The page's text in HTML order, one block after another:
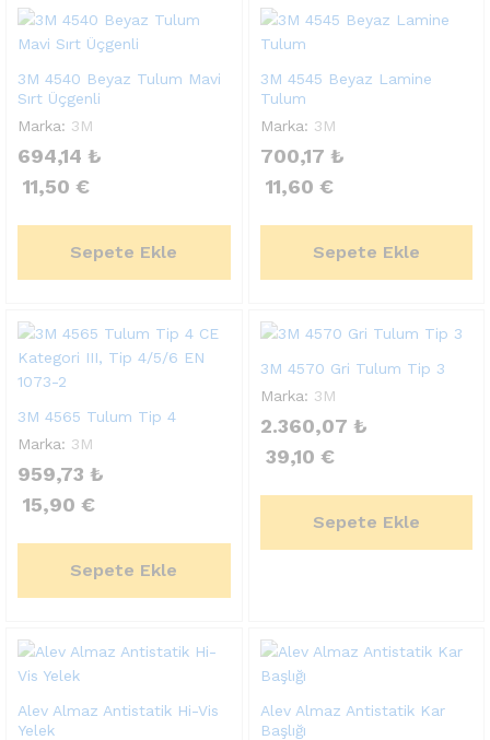
3M 4540 Beyaz Tulum Mavi
Sırt Üçgenli
Marka: 3M
694,14 ₺
11,50 €
Sepete Ekle
3M 4545 Beyaz Lamine
Tulum
Marka: 3M
700,17 ₺
11,60 €
Sepete Ekle
3M 4565 Tulum Tip 4
Marka: 3M
959,73 ₺
15,90 €
Sepete Ekle
3M 4570 Gri Tulum Tip 3
Marka: 3M
2.360,07 ₺
39,10 €
Sepete Ekle
Alev Almaz Antistatik Hi-Vis
Yelek
Alev Almaz Antistatik Kar
Başlığı